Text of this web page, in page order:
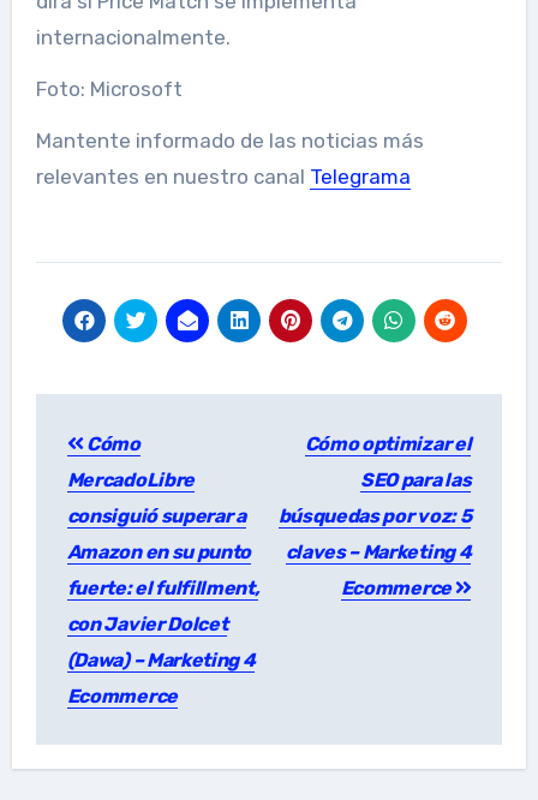
internacionalmente.
Foto: Microsoft
Mantente informado de las noticias más
relevantes en nuestro canal Telegrama
navigation
Cómo
MercadoLibre
consiguió superar a
Amazon en su punto
fuerte: el fulfillment,
con Javier Dolcet
(Dawa) – Marketing 4
Ecommerce
Cómo optimizar el
SEO para las
búsquedas por voz: 5
claves – Marketing 4
Ecommerce